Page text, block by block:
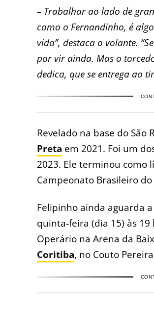
– Trabalhar ao lado de
como o Fernandinho, é
vida”, destaca o volante.
por vir ainda. Mas o
dedica, que se entrega ao
Revelado na base do São
Preta em 2021. Foi um
2023. Ele terminou como
Campeonato Brasileiro
Felipinho ainda aguarda
quinta-feira (dia 15) às
Operário na Arena da
Coritiba, no Couto